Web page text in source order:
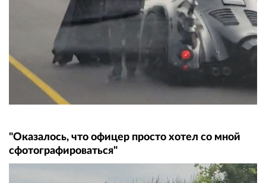
"Оказалось, что офицер просто хотел со мной
сфотографироваться"